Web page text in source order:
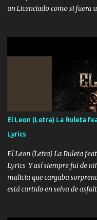
un Licenciado como si fuera
corriente no quieren verte
A veces me pongo un
con la mirada siempre en
me fajó una Glock siempre
traigo El chiste es que hago
yo tengo el control a todos
malcriado un malandrón
las risas las que me miran
El Leon (Letra) La Ruleta
Lyrics
El Leon (Letra) La Ruleta
Lyrics Y así siempre fui de
malicia que cargaba
está curtido en selva de